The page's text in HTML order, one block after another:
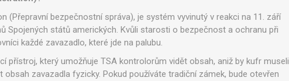
(Přepravní bezpečnostní správa), je systém vyvinutý v reakci na 11. září
Spojených států amerických. Kvůli starosti o bezpečnost a ochranu při
každé zavazadlo, které jde na palubu.
přístroj, který umožňuje TSA kontrolorům vidět obsah, aniž by kufr museli
zavazadla fyzicky. Pokud používáte tradiční zámek, bude otevřen